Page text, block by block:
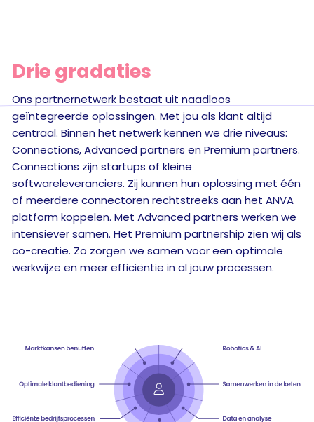
Drie gradaties
Ons partnernetwerk bestaat uit naadloos
geïntegreerde oplossingen. Met jou als klant altijd
centraal. Binnen het netwerk kennen we drie niveaus:
Connections, Advanced partners en Premium partners.
Connections zijn startups of kleine
softwareleveranciers. Zij kunnen hun oplossing met één
of meerdere connectoren rechtstreeks aan het ANVA
platform koppelen. Met Advanced partners werken we
intensiever samen. Het Premium partnership zien wij als
co-creatie. Zo zorgen we samen voor een optimale
werkwijze en meer efficiëntie in al jouw processen.